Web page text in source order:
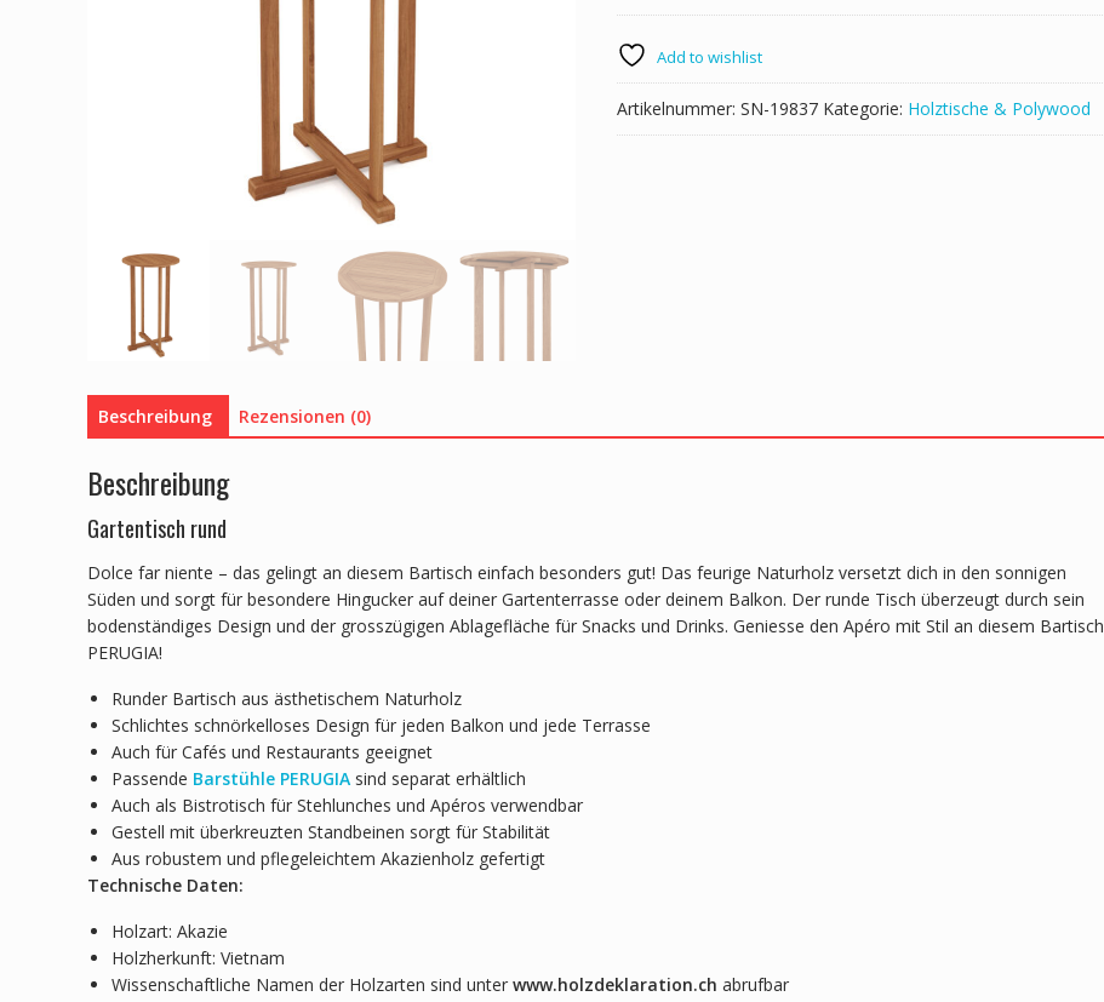
MengeAdd to wishlist
Artikelnummer: SN-19837 Kategorie: Holztische & Polywood
Beschreibung Rezensionen (0)
Beschreibung
Gartentisch rund
Dolce far niente – das gelingt an diesem Bartisch einfach besonders gut! Das feurige Naturholz versetzt dich in den sonnigen
Süden und sorgt für besondere Hingucker auf deiner Gartenterrasse oder deinem Balkon. Der runde Tisch überzeugt durch sein
bodenständiges Design und der grosszügigen Ablagefläche für Snacks und Drinks. Geniesse den Apéro mit Stil an diesem Bartisch
PERUGIA!
Runder Bartisch aus ästhetischem Naturholz
Schlichtes schnörkelloses Design für jeden Balkon und jede Terrasse
Auch für Cafés und Restaurants geeignet
Passende Barstühle PERUGIA sind separat erhältlich
Auch als Bistrotisch für Stehlunches und Apéros verwendbar
Gestell mit überkreuzten Standbeinen sorgt für Stabilität
Aus robustem und pflegeleichtem Akazienholz gefertigt
Technische Daten:
Holzart: Akazie
Holzherkunft: Vietnam
Wissenschaftliche Namen der Holzarten sind unter www.holzdeklaration.ch abrufbar